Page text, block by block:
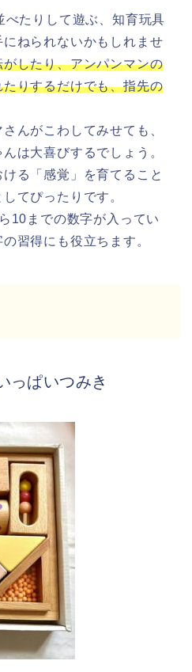
べたりして遊ぶ、知育玩具
ねられないかもしれませ
したり、アンパンマンの
りするだけでも、指先の
んがこわしてみせても、
は大喜びするでしょう。
る「感覚」を育てること
てぴったりです。
10までの数字が入ってい
習得にも役立ちます。
っぱいつみき